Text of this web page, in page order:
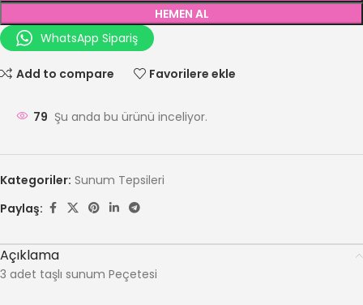
HEMEN AL
WhatsApp Sipariş
Add to compare Favorilere ekle
79 Şu anda bu ürünü inceliyor.
Kategoriler: Sunum Tepsileri
Paylaş:
Açıklama
3 adet taşlı sunum Peçetesi